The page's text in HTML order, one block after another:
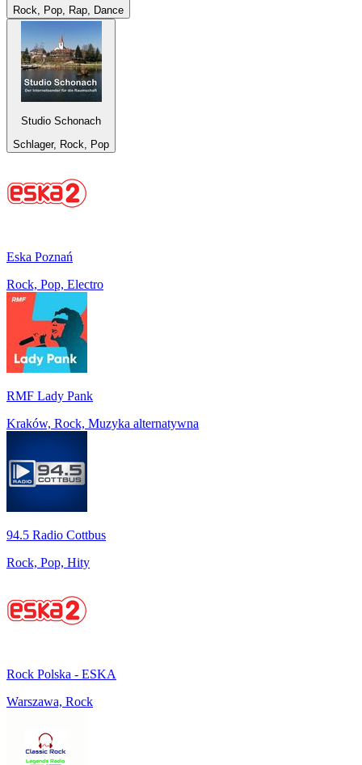
Rock, Pop, Rap, Dance
Studio Schonach
Schlager, Rock, Pop
Eska Poznań
Rock, Pop, Electro
RMF Lady Pank
Kraków, Rock, Muzyka alternatywna
94.5 Radio Cottbus
Rock, Pop, Hity
Rock Polska - ESKA
Warszawa, Rock